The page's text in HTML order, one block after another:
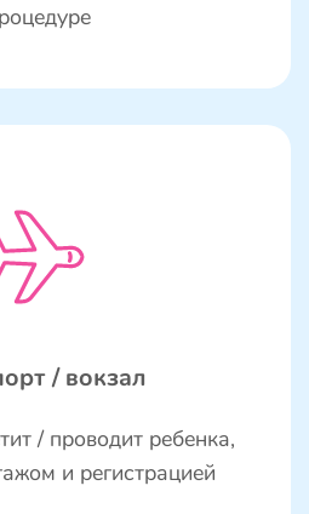
/ вокзал
/ проводит ребенка,
и регистрацией